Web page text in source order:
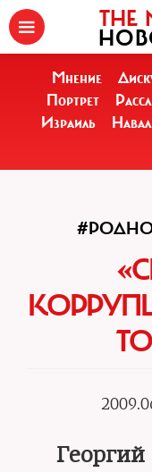
THE
Мнение
Портрет
Израиль